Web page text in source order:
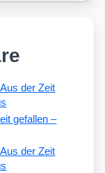
der Zeit
gefallen –
der Zeit